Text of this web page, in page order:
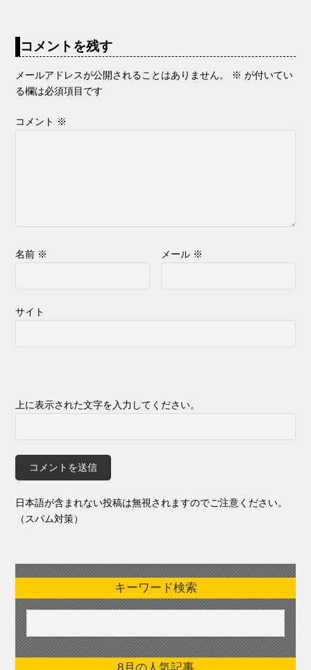
コメントを残す
メールアドレスが公開されることはありません。 ※ が付いてい
る欄は必須項目です
コメント ※
名前 ※ メール ※
サイト
上に表示された文字を入力してください。
日本語が含まれない投稿は無視されますのでご注意ください。
（スパム対策）
キーワード検索